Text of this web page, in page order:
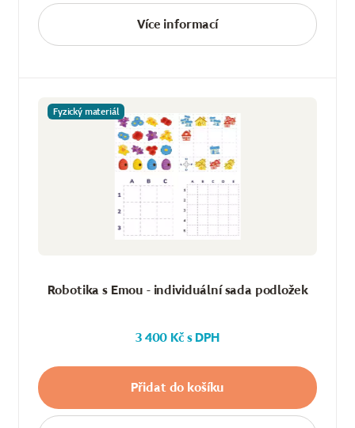
Více informací
Fyzický materiál
Robotika s Emou - individuální sada podložek
3 400 Kč s DPH
Přidat do košíku